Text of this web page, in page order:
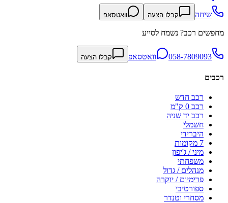
שיחה קבלו הצעה וואטסאפ
מחפשים רכב? נשמח לסייע
058-7809093 וואטסאפ קבלו הצעה
רכבים
רכב חדש
רכב 0 ק"מ
רכב יד שניה
חשמלי
היברידי
7 מקומות
מיני / ג'יפון
משפחתי
מנהלים / גדול
פרימיום / יוקרה
ספורטיבי
מסחרי וטנדר